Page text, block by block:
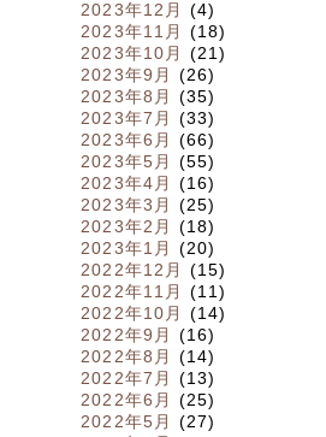
2023年12月
(4)
2023年11月
(18)
2023年10月
(21)
2023年9月
(26)
2023年8月
(35)
2023年7月
(33)
2023年6月
(66)
2023年5月
(55)
2023年4月
(16)
2023年3月
(25)
2023年2月
(18)
2023年1月
(20)
2022年12月
(15)
2022年11月
(11)
2022年10月
(14)
2022年9月
(16)
2022年8月
(14)
2022年7月
(13)
2022年6月
(25)
2022年5月
(27)